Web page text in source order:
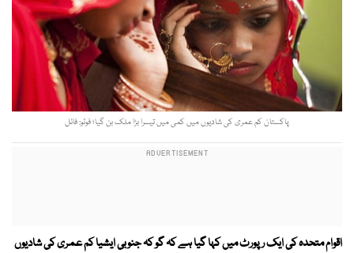
پاکستان کم عمری کی شادیوں میں کمی میں تیسرا بڑا ملک بن گیا؛ فوٹو: فائل
اقوام متحدہ کی ایک رپورٹ میں کہا گیا ہے کہ گو کہ جنوبی ایشیا کم عمری کی شادیوں